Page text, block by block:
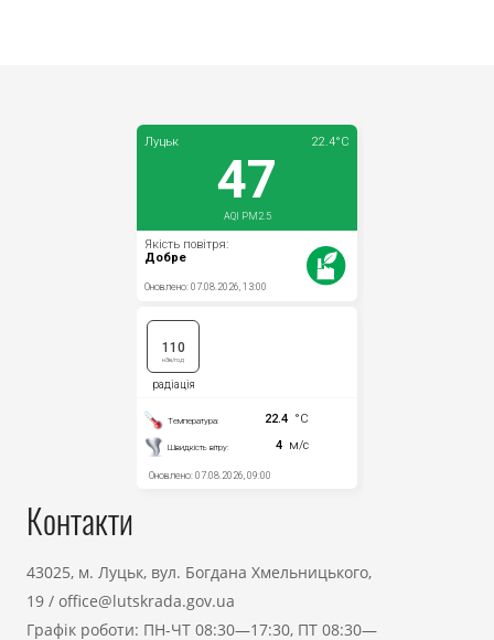
Контакти
43025, м. Луцьк, вул. Богдана Хмельницького,
19 / office@lutskrada.gov.ua
Графік роботи: ПН-ЧТ 08:30—17:30, ПТ 08:30—